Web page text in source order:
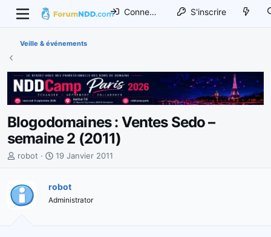
Connexion S'inscrire
Veille & événements
Blogodomaines : Ventes Sedo –
semaine 2 (2011)
I
t
i
robot
D
e
d
19 Janvier 2011
robot
Administrator